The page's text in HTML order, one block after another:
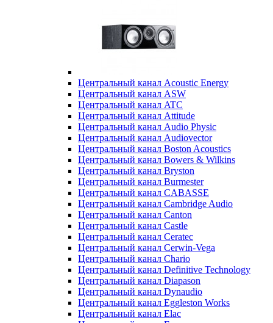
Центральный канал Acoustic Energy
Центральный канал ASW
Центральный канал ATC
Центральный канал Attitude
Центральный канал Audio Physic
Центральный канал Audiovector
Центральный канал Boston Acoustics
Центральный канал Bowers & Wilkins
Центральный канал Bryston
Центральный канал Burmester
Центральный канал CABASSE
Центральный канал Cambridge Audio
Центральный канал Canton
Центральный канал Castle
Центральный канал Ceratec
Центральный канал Cerwin-Vega
Центральный канал Chario
Центральный канал Definitive Technology
Центральный канал Diapason
Центральный канал Dynaudio
Центральный канал Eggleston Works
Центральный канал Elac